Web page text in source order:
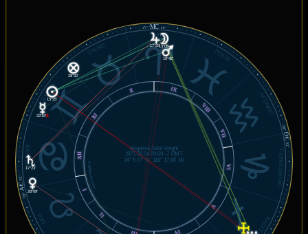
© MiSabueso.com
28°
AC
52'
28°
DC
52'
17° MC 49'
ARIES
TAURO
GÉMINIS
CÁNCER
LEO
CAPRICORNIO
ACUARIO
PISCIS
X
XI
XII
I
II
V
VI
VII
VIII
IX
13°25'
13°05'
22°19'℞
28°09'
10°42'
17°25'
17°23'
28°32'
Angelina Jolie Voight
1975.06.04 09:09 -7 GMT
34° 5.77' N, 118° 17.64' W